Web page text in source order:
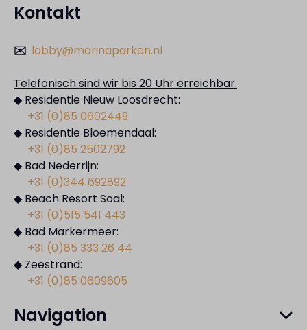
Kontakt
✉️ lobby@marinaparken.nl
Telefonisch sind wir bis 20 Uhr erreichbar.
◆ Residentie Nieuw Loosdrecht:
+31 (0)85 0602449
◆ Residentie Bloemendaal:
+31 (0)85 2502792
◆ Bad Nederrijn:
+31 (0)344 692892
◆ Beach Resort Soal:
+31 (0)515 541 443
◆ Bad Markermeer:
+31 (0)85 333 26 44
◆ Zeestrand:
+31 (0)85 0609605
Navigation